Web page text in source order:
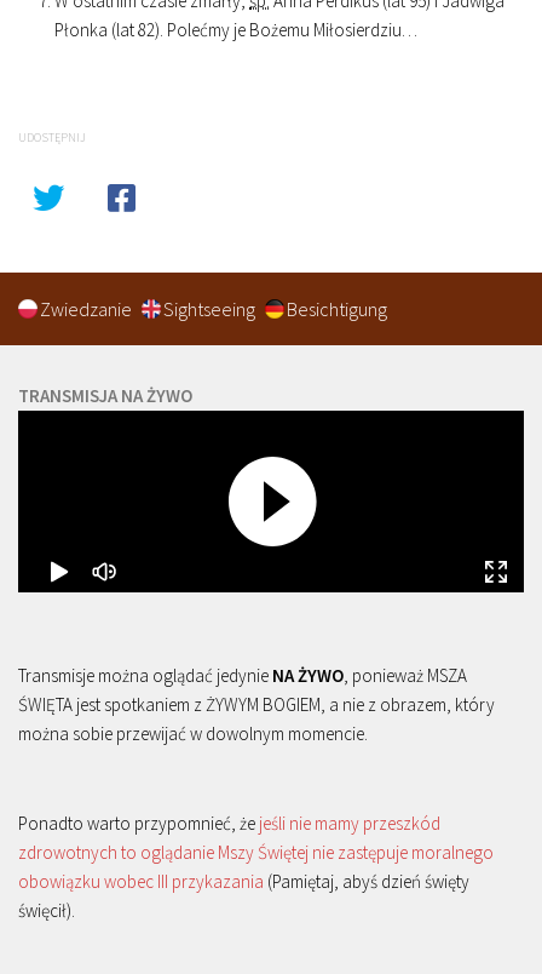
Płonka (lat 82). Polećmy je Bożemu Miłosierdziu…
UDOSTĘPNIJ
Zwiedzanie Sightseeing Besichtigung
TRANSMISJA NA ŻYWO
Transmisje można oglądać jedynie NA ŻYWO , ponieważ MSZA
ŚWIĘTA jest spotkaniem z ŻYWYM BOGIEM, a nie z obrazem, który
można sobie przewijać w dowolnym momencie.
Ponadto warto przypomnieć, że jeśli nie mamy przeszkód
zdrowotnych to oglądanie Mszy Świętej nie zastępuje moralnego
obowiązku wobec III przykazania (Pamiętaj, abyś dzień święty
święcił).